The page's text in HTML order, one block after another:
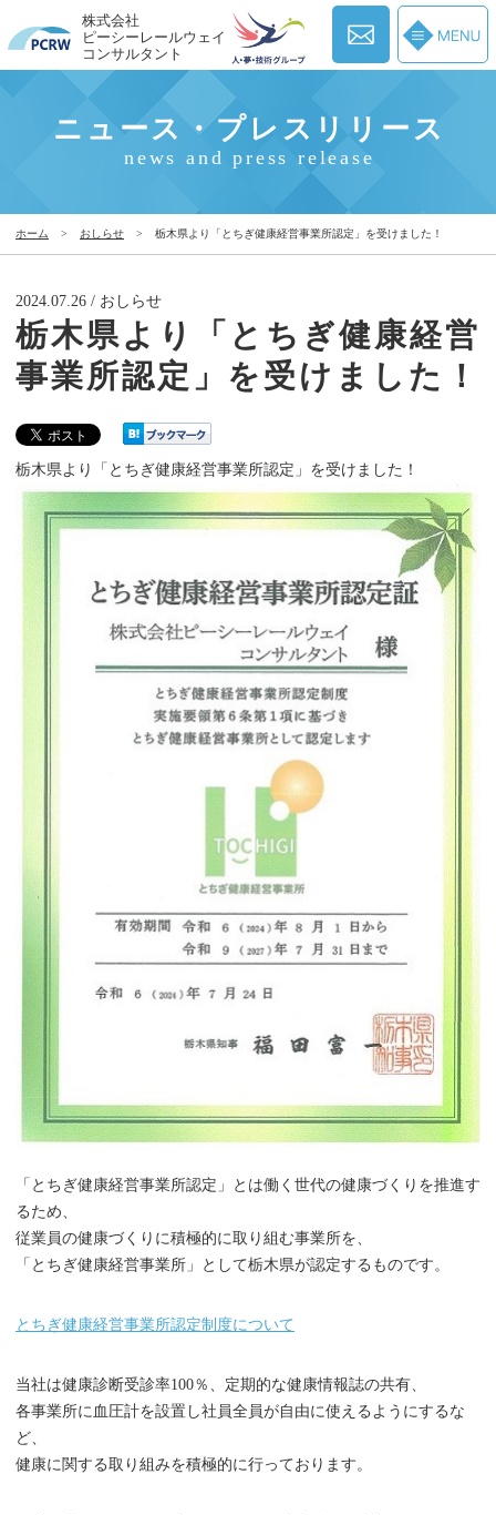
株式会社
ピーシーレールウェイ
コンサルタント
ニュース・プレスリリース
news and press release
ホーム > おしらせ > 栃木県より「とちぎ健康経営事業所認定」を受けました！
2024.07.26 / おしらせ
栃木県より「とちぎ健康経営
事業所認定」を受けました！
栃木県より「とちぎ健康経営事業所認定」を受けました！
「とちぎ健康経営事業所認定」とは働く世代の健康づくりを推進す
るため、
従業員の健康づくりに積極的に取り組む事業所を、
「とちぎ健康経営事業所」として栃木県が認定するものです。
とちぎ健康経営事業所認定制度について
当社は健康診断受診率100％、定期的な健康情報誌の共有、
各事業所に血圧計を設置し社員全員が自由に使えるようにするな
ど、
健康に関する取り組みを積極的に行っております。